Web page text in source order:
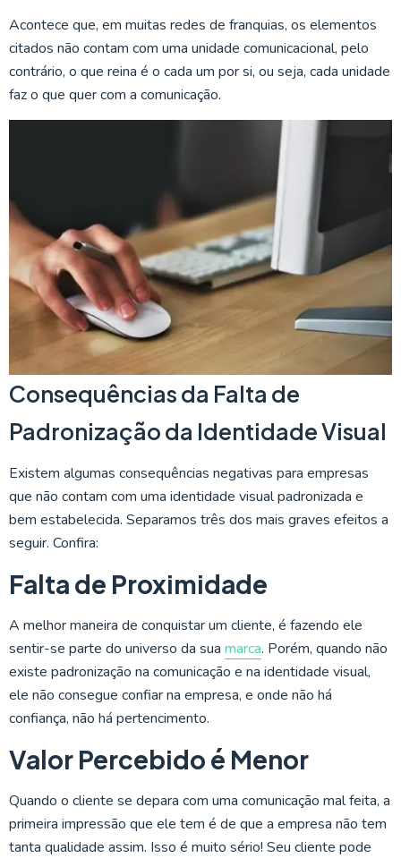
Acontece que, em muitas redes de franquias, os elementos
citados não contam com uma unidade comunicacional, pelo
contrário, o que reina é o cada um por si, ou seja, cada unidade
faz o que quer com a comunicação.
Consequências da Falta de
Padronização da Identidade Visual
Existem algumas consequências negativas para empresas
que não contam com uma identidade visual padronizada e
bem estabelecida. Separamos três dos mais graves efeitos a
seguir. Confira:
Falta de Proximidade
A melhor maneira de conquistar um cliente, é fazendo ele
sentir-se parte do universo da sua marca. Porém, quando não
existe padronização na comunicação e na identidade visual,
ele não consegue confiar na empresa, e onde não há
confiança, não há pertencimento.
Valor Percebido é Menor
Quando o cliente se depara com uma comunicação mal feita, a
primeira impressão que ele tem é de que a empresa não tem
tanta qualidade assim. Isso é muito sério! Seu cliente pode